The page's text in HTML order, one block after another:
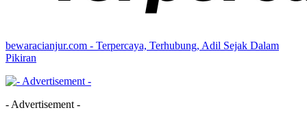
bewaracianjur.com - Terpercaya, Terhubung, Adil Sejak Dalam
Pikiran
- Advertisement -